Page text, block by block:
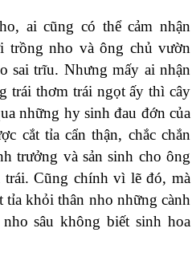
ai cũng có thể cảm nhận
trồng nho và ông chủ vườn
sai trĩu. Nhưng mấy ai nhận
trái thơm trái ngọt ấy thì cây
những hy sinh đau đớn của
cắt tỉa cẩn thận, chắc chắn
trưởng và sản sinh cho ông
trái. Cũng chính vì lẽ đó, mà
tỉa khỏi thân nho những cành
sâu không biết sinh hoa